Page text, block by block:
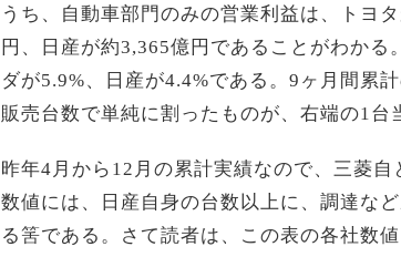
うち、自動車部門のみの営業利益は、トヨ
円、日産が約3,365億円であることがわか
ダが5.9%、日産が4.4%である。9ヶ月間累
販売台数で単純に割ったものが、右端の1台
昨年4月から12月の累計実績なので、三菱
数値には、日産自身の台数以上に、調達な
る筈である。さて読者は、この表の各社数